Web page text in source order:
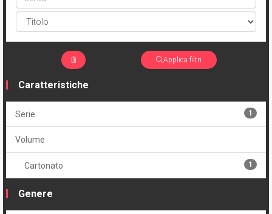
Applica filtri
Caratteristiche
Serie 1
Volume
Cartonato 1
Genere